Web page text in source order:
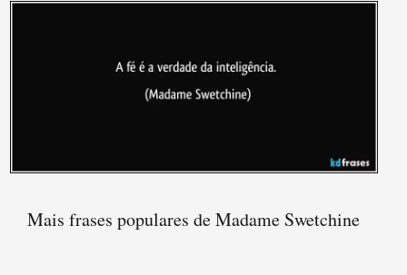
Mais frases populares de Madame Swetchine